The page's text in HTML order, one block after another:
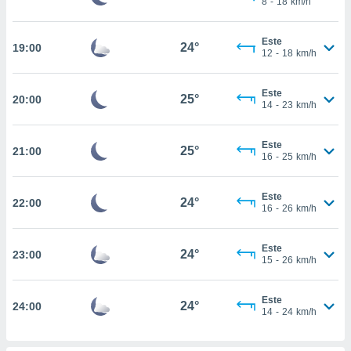
caso,
cookies
ou
ao
19:00 24°
Este
12 - 18 km/h
20:00 25°
Este
14 - 23 km/h
21:00 25°
Este
16 - 25 km/h
22:00 24°
Este
16 - 26 km/h
23:00 24°
Este
15 - 26 km/h
24:00 24°
Este
14 - 24 km/h